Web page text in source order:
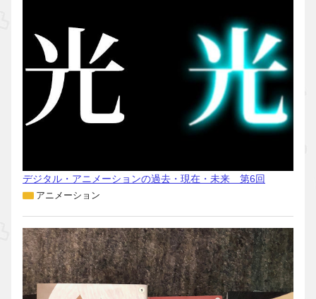
デジタル・アニメーションの過去・現在・未来 第6回
アニメーション